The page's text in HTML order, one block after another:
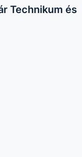
Technikum és